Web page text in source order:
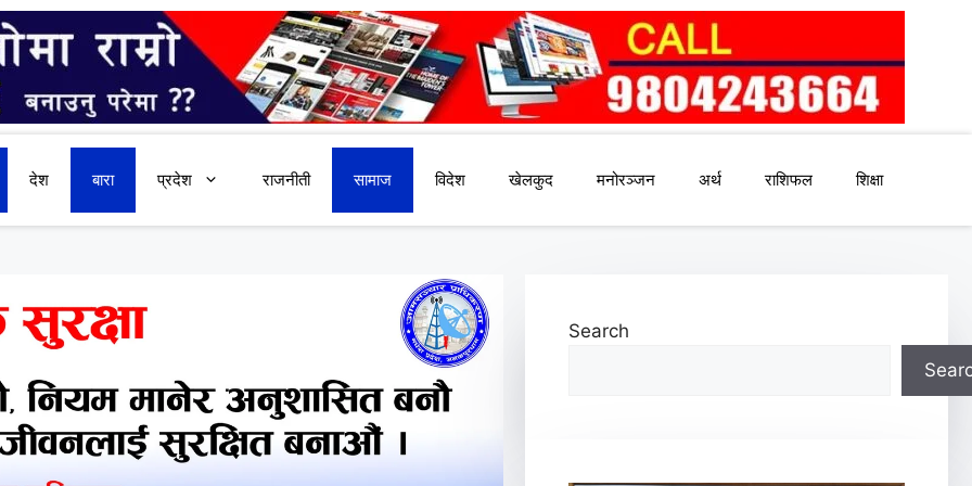
देश बारा प्रदेश राजनीती सामाज विदेश खेलकुद मनोरञ्जन अर्थ राशिफल शिक्षा
Search